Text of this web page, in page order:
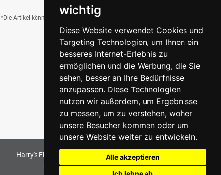
wichtig
Diese Website verwendet Cookies und
Targeting Technologien, um Ihnen ein
besseres Internet-Erlebnis zu
ermöglichen und die Werbung, die Sie
sehen, besser an Ihre Bedürfnisse
anzupassen. Diese Technologien
nutzen wir außerdem, um Ergebnisse
zu messen, um zu verstehen, woher
unsere Besucher kommen oder um
unsere Website weiter zu entwickeln.
Alle akzeptieren
Ich lehne ab
*Die Artikel können durch Belichtung, Charge, Brand, Formate und weitere Einflüsse
von der Abbildung abweichen.
Harry's Fliesenmarkt GmbH & Co KG2026. All Rights Reserved
Umsetzung und Bereitstellung durchw3e.de